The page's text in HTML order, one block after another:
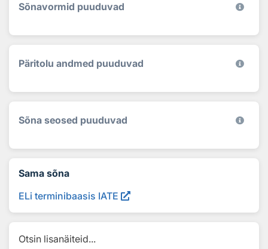
Sõnavormid puuduvad
Päritolu andmed puuduvad
Sõna seosed puuduvad
Sama sõna
ELi terminibaasis IATE
Otsin lisanäiteid...